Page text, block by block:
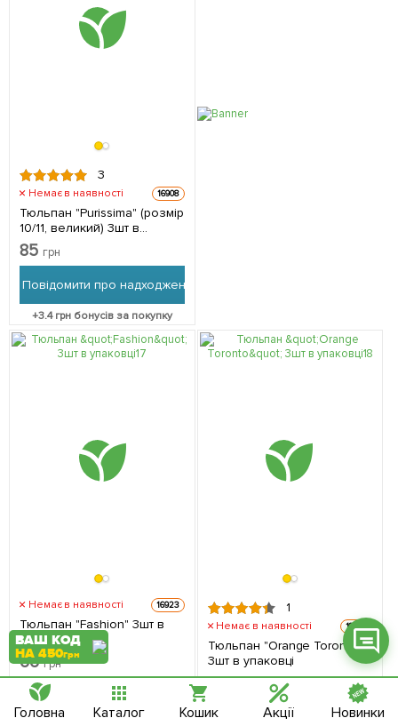
3
Немає в наявності 16908
Тюльпан "Purissima" (розмір
10/11, великий) 3шт в
упаковці
85 грн
Повідомити про надходження
+3.4грн бонусів за покупку
Немає в наявності 16923
Тюльпан "Fashion" 3шт в
упаковці
66грн
Повідомити про надходження
1
Немає в наявності 16927
Тюльпан "Orange Toronto"
3шт в упаковці
57
Повідомити про надходження
Телеграм
ВАШ КОД
НА 450грн
Головна Каталог Кошик Акції Новинки